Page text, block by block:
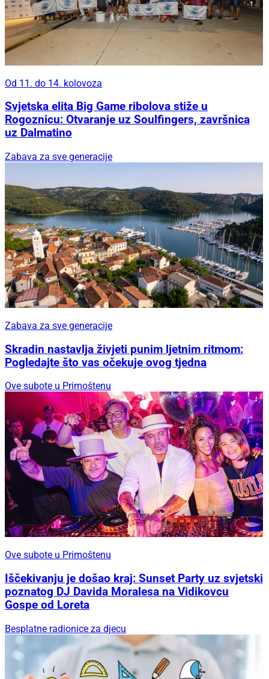
Od 11. do 14. kolovoza
Svjetska elita Big Game ribolova stiže u
Rogoznicu: Otvaranje uz Soulfingers, završnica
uz Dalmatino
Zabava za sve generacije
Zabava za sve generacije
Skradin nastavlja živjeti punim ljetnim ritmom:
Pogledajte što vas očekuje ovog tjedna
Ove subote u Primoštenu
Ove subote u Primoštenu
Iščekivanju je došao kraj: Sunset Party uz svjetski
poznatog DJ Davida Moralesa na Vidikovcu
Gospe od Loreta
Besplatne radionice za djecu